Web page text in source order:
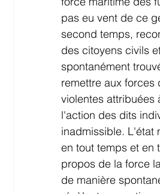
pas eu vent de ce
second temps,
des citoyens civils
spontanément
remettre aux
violentes
l'action des dits
inadmissible. L'état
en tout temps et en
propos de la force
de manière